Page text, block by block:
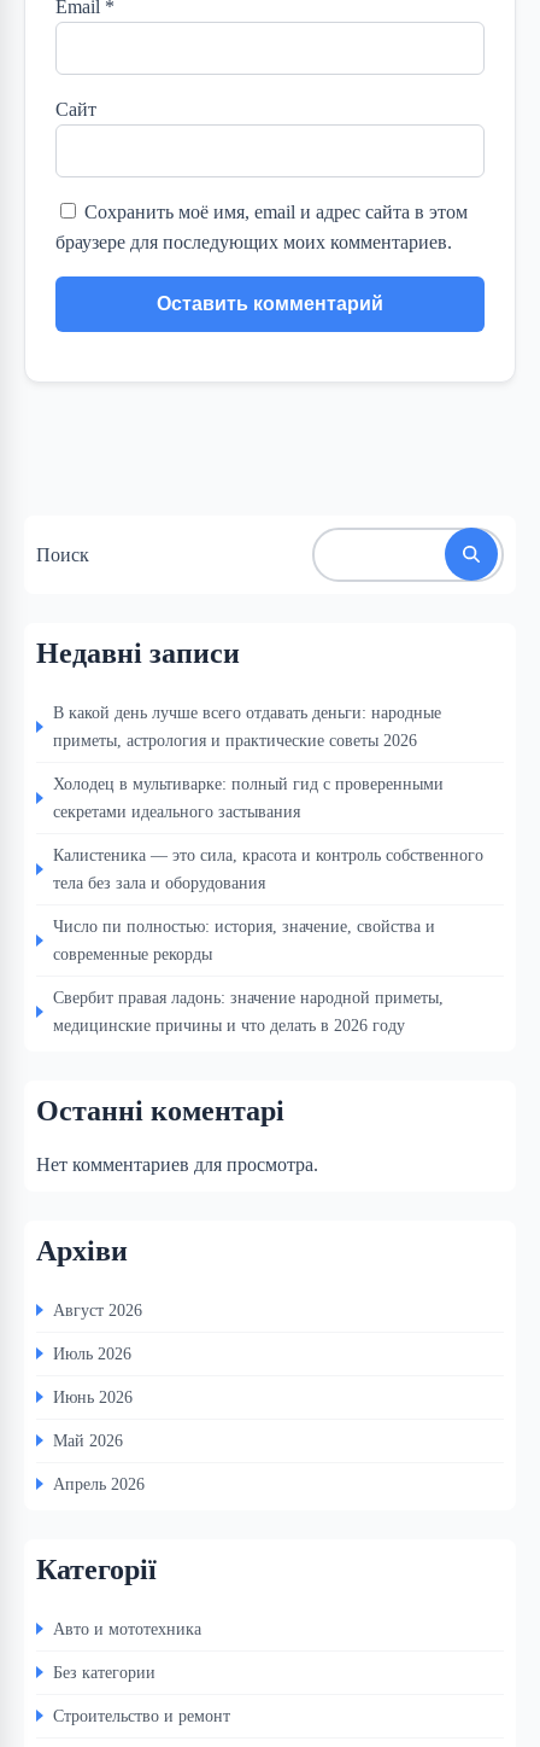
Email *
Сайт
Сохранить моё имя, email и адрес сайта в этом
браузере для последующих моих комментариев.
Поиск
Недавні записи
В какой день лучше всего отдавать деньги: народные
приметы, астрология и практические советы 2026
Холодец в мультиварке: полный гид с проверенными
секретами идеального застывания
Калистеника — это сила, красота и контроль собственного
тела без зала и оборудования
Число пи полностью: история, значение, свойства и
современные рекорды
Свербит правая ладонь: значение народной приметы,
медицинские причины и что делать в 2026 году
Останні коментарі
Нет комментариев для просмотра.
Архіви
Август 2026
Июль 2026
Июнь 2026
Май 2026
Апрель 2026
Категорії
Авто и мототехника
Без категории
Строительство и ремонт